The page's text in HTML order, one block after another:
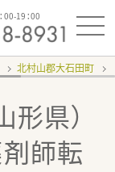
00-19：00
北村山郡大石田町
県）
師転